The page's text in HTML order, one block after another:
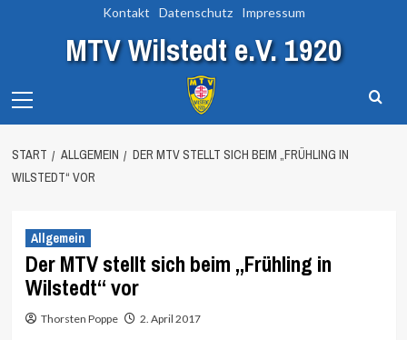
Kontakt Datenschutz Impressum
MTV Wilstedt e.V. 1920
Menu
START ALLGEMEIN
DER MTV STELLT SICH BEIM „FRÜHLING IN
WILSTEDT“ VOR
Allgemein
Der MTV stellt sich beim „Frühling in
Wilstedt“ vor
Thorsten Poppe 2. April 2017